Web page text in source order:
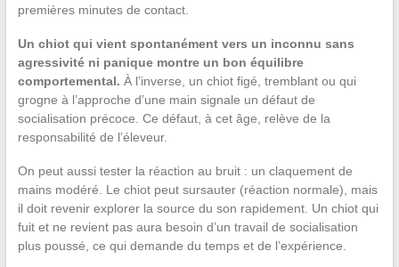
premières minutes de contact.
Un chiot qui vient spontanément vers un inconnu sans
agressivité ni panique montre un bon équilibre
comportemental. À l’inverse, un chiot figé, tremblant ou qui
grogne à l’approche d’une main signale un défaut de
socialisation précoce. Ce défaut, à cet âge, relève de la
responsabilité de l’éleveur.
On peut aussi tester la réaction au bruit : un claquement de
mains modéré. Le chiot peut sursauter (réaction normale), mais
il doit revenir explorer la source du son rapidement. Un chiot qui
fuit et ne revient pas aura besoin d’un travail de socialisation
plus poussé, ce qui demande du temps et de l’expérience.